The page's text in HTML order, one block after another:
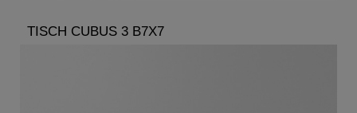
TISCH CUBUS 3 B7X7